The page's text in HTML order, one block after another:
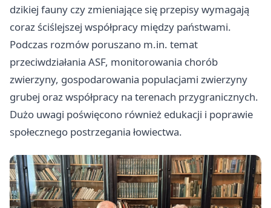
dzikiej fauny czy zmieniające się przepisy wymagają
coraz ściślejszej współpracy między państwami.
Podczas rozmów poruszano m.in. temat
przeciwdziałania ASF, monitorowania chorób
zwierzyny, gospodarowania populacjami zwierzyny
grubej oraz współpracy na terenach przygranicznych.
Dużo uwagi poświęcono również edukacji i poprawie
społecznego postrzegania łowiectwa.